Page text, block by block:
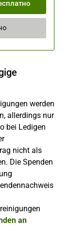
werden
allerdings nur
bei Ledigen
nicht als
Die Spenden
an